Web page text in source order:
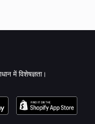
में विशेषज्ञता।